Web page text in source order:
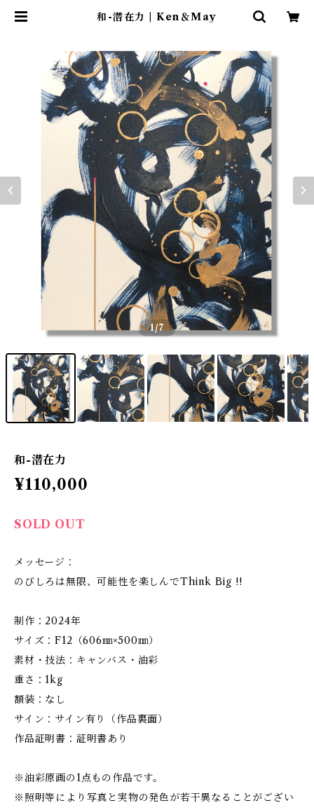
和-潜在力 | Ken＆May
1/7
和-潜在力
¥110,000
SOLD OUT
メッセージ：
のびしろは無限、可能性を楽しんでThink Big !!
制作：2024年
サイズ：F12（606㎜×500㎜）
素材・技法：キャンバス・油彩
重さ：1kg
額装：なし
サイン：サイン有り（作品裏面）
作品証明書：証明書あり
※油彩原画の1点もの作品です。
※照明等により写真と実物の発色が若干異なることがござい